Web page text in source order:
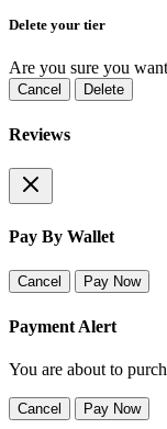
Delete your tier
Are you sure you
Cancel Delete
Reviews
Pay By Wallet
Cancel Pay Now
Payment Alert
You are about to
Cancel Pay Now